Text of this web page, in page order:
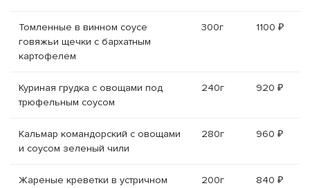
Томленные в винном соусе
говяжьи щечки с бархатным
картофелем
300г 1100 ₽
Куриная грудка с овощами под
трюфельным соусом
240г 920 ₽
Кальмар командорский с овощами
и соусом зеленый чили
280г 960 ₽
Жареные креветки в устричном
200г 840 ₽